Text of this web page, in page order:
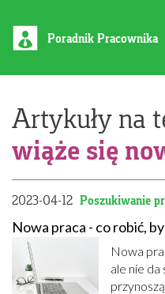
Poradnik Pracownika
Artykuły na
wiąże się
2023-04-12 Poszukiwanie
Nowa praca - co robić,
Nowa
ale nie da